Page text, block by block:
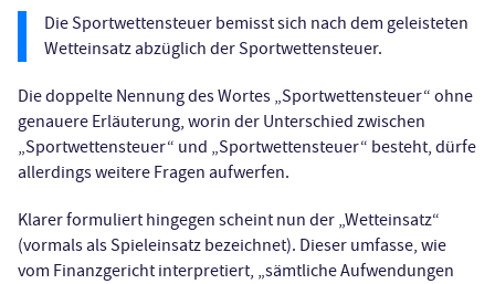
Die Sportwettensteuer bemisst sich nach dem geleisteten
Wetteinsatz abzüglich der Sportwettensteuer.
Die doppelte Nennung des Wortes „Sportwettensteuer“ ohne
genauere Erläuterung, worin der Unterschied zwischen
„Sportwettensteuer“ und „Sportwettensteuer“ besteht, dürfe
allerdings weitere Fragen aufwerfen.
Klarer formuliert hingegen scheint nun der „Wetteinsatz“
(vormals als Spieleinsatz bezeichnet). Dieser umfasse, wie
vom Finanzgericht interpretiert, „sämtliche Aufwendungen